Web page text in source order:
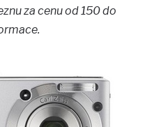
za cenu od 150 do